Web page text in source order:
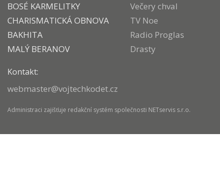
BOSÉ KARMELITKY
CHARISMATICKÁ OBNOVA
BAKHITA
MALÝ BERANOV
Večery chval
TV Noe
Radio Proglas
Drasty
Kontakt:
webmaster@vojtechkodet.cz
Administraci zajišťuje redakční systém společnosti NETservis s.r.o.